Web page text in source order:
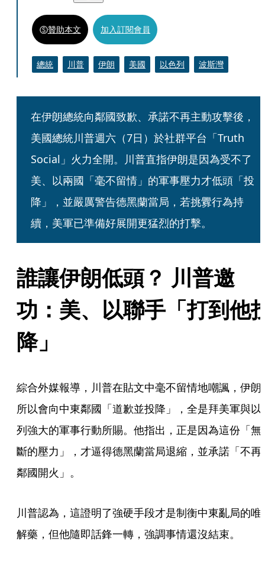
贊助本文 加入訂閱會員
總統 川普 伊朗 美國 以色列 波斯灣
在伊朗總統向鄰國致歉、承諾不再主動攻擊後，
美國總統川普週六（7日）於社群平台「Truth
Social」火力全開。川普直指伊朗是因為受不了
美、以兩國「毫不留情」的軍事壓力才低頭「投
降」，並嚴厲警告德黑蘭當局，若挑釁行為持
續，美軍已準備好展開更猛烈的打擊。
誰讓伊朗低頭？ 川普邀
功：美、以聯手「打到他
降」
綜合外媒報導，川普在貼文中毫不留情地嘲諷，伊朗
所以會向中東鄰國「道歉並投降」，全是拜美軍與以
列強大的軍事行動所賜。他指出，正是因為這份「無
斷的壓力」，才逼得德黑蘭當局退縮，並承諾「不再
鄰國開火」。
川普認為，這證明了強硬手段才是制衡中東亂局的唯
解藥，但他隨即話鋒一轉，強調事情還沒結束。